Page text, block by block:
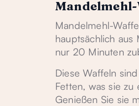
Mandelmehl-
hauptsächlich
nur 20 Minuten
Diese Waffeln
Fetten, was sie
Genießen Sie sie